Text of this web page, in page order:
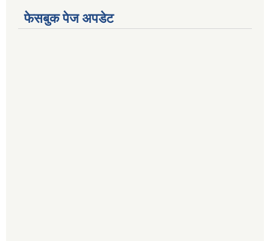
फेसबुक पेज अपडेट